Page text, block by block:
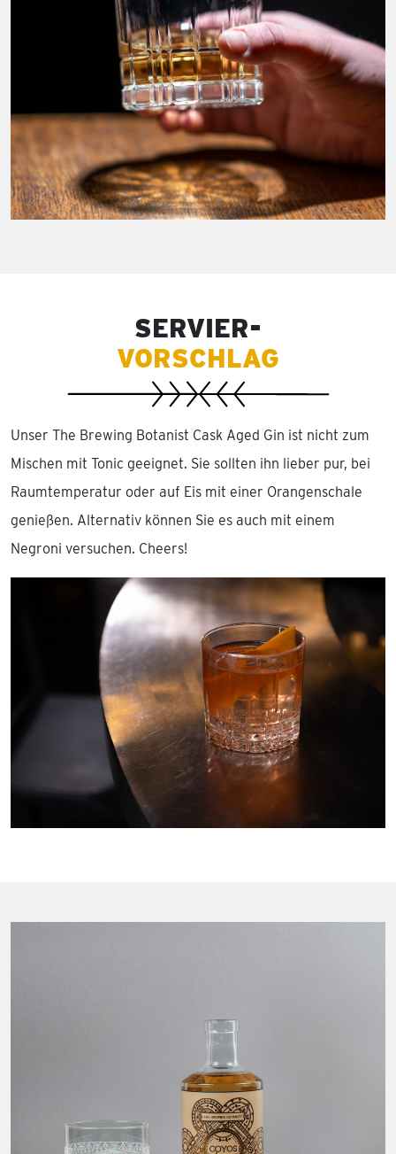
SERVIER-
VORSCHLAG
Unser The Brewing Botanist Cask Aged Gin ist nicht zum
Mischen mit Tonic geeignet. Sie sollten ihn lieber pur, bei
Raumtemperatur oder auf Eis mit einer Orangenschale
genießen. Alternativ können Sie es auch mit einem
Negroni versuchen. Cheers!